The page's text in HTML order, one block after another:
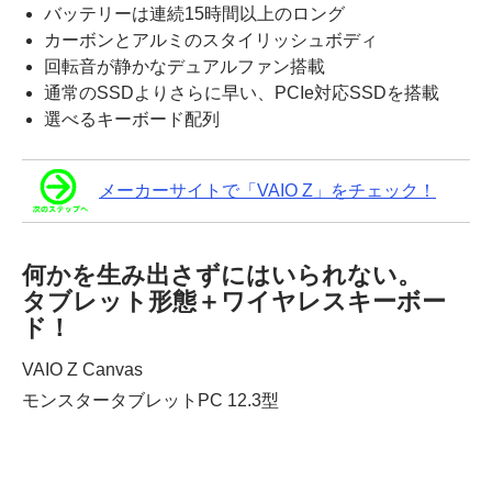
バッテリーは連続15時間以上のロング
カーボンとアルミのスタイリッシュボディ
回転音が静かなデュアルファン搭載
通常のSSDよりさらに早い、PCIe対応SSDを搭載
選べるキーボード配列
メーカーサイトで「VAIO Z」をチェック！
何かを生み出さずにはいられない。
タブレット形態＋ワイヤレスキーボー
ド！
VAIO Z Canvas
モンスタータブレットPC 12.3型